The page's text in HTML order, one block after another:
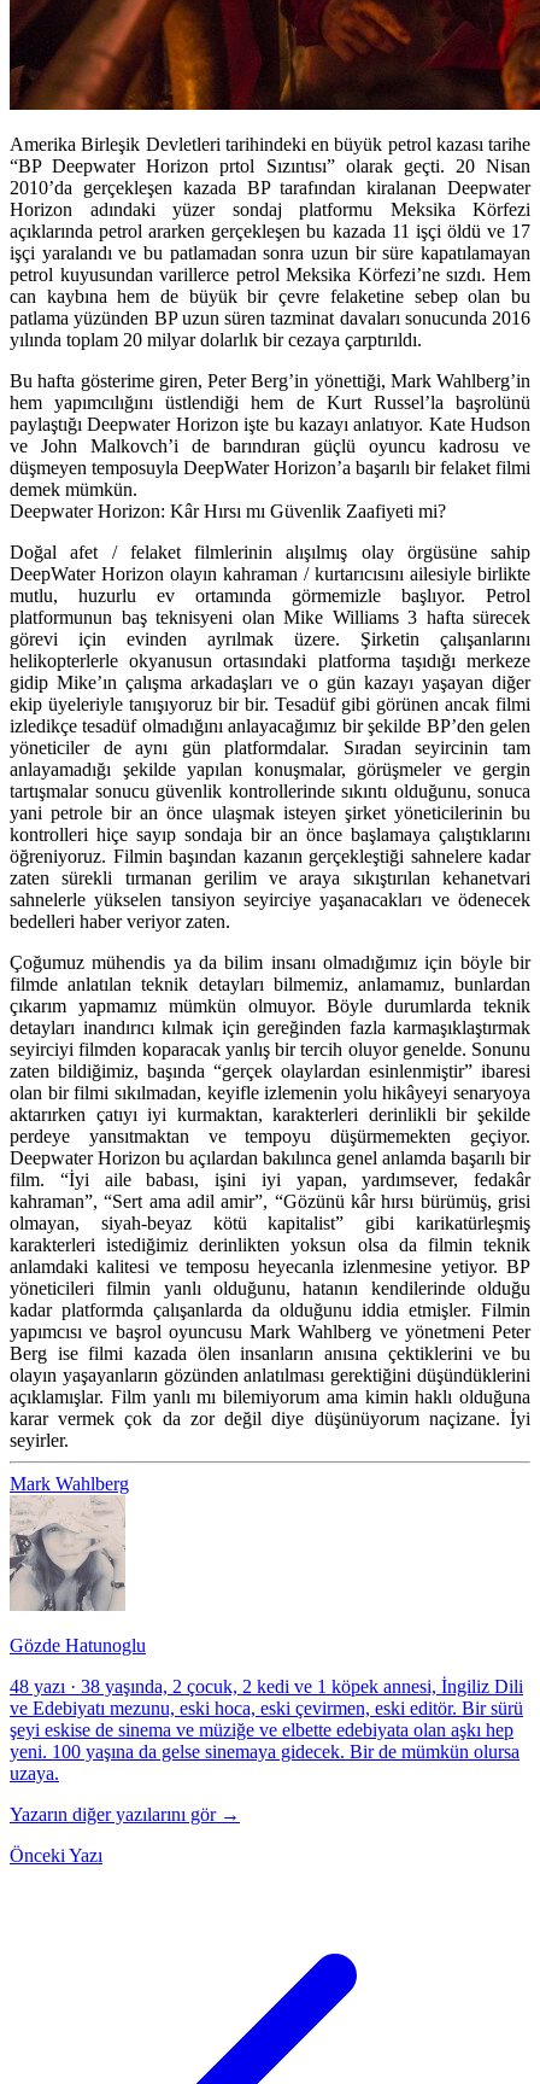
Amerika Birleşik Devletleri tarihindeki en büyük petrol kazası tarihe
“BP Deepwater Horizon prtol Sızıntısı” olarak geçti. 20 Nisan
2010’da gerçekleşen kazada BP tarafından kiralanan Deepwater
Horizon adındaki yüzer sondaj platformu Meksika Körfezi
açıklarında petrol ararken gerçekleşen bu kazada 11 işçi öldü ve 17
işçi yaralandı ve bu patlamadan sonra uzun bir süre kapatılamayan
petrol kuyusundan varillerce petrol Meksika Körfezi’ne sızdı. Hem
can kaybına hem de büyük bir çevre felaketine sebep olan bu
patlama yüzünden BP uzun süren tazminat davaları sonucunda 2016
yılında toplam 20 milyar dolarlık bir cezaya çarptırıldı.
Bu hafta gösterime giren, Peter Berg’in yönettiği, Mark Wahlberg’in
hem yapımcılığını üstlendiği hem de Kurt Russel’la başrolünü
paylaştığı Deepwater Horizon işte bu kazayı anlatıyor. Kate Hudson
ve John Malkovch’i de barındıran güçlü oyuncu kadrosu ve
düşmeyen temposuyla DeepWater Horizon’a başarılı bir felaket filmi
demek mümkün.
Deepwater Horizon: Kâr Hırsı mı Güvenlik Zaafiyeti mi?
Doğal afet / felaket filmlerinin alışılmış olay örgüsüne sahip
DeepWater Horizon olayın kahraman / kurtarıcısını ailesiyle birlikte
mutlu, huzurlu ev ortamında görmemizle başlıyor. Petrol
platformunun baş teknisyeni olan Mike Williams 3 hafta sürecek
görevi için evinden ayrılmak üzere. Şirketin çalışanlarını
helikopterlerle okyanusun ortasındaki platforma taşıdığı merkeze
gidip Mike’ın çalışma arkadaşları ve o gün kazayı yaşayan diğer
ekip üyeleriyle tanışıyoruz bir bir. Tesadüf gibi görünen ancak filmi
izledikçe tesadüf olmadığını anlayacağımız bir şekilde BP’den gelen
yöneticiler de aynı gün platformdalar. Sıradan seyircinin tam
anlayamadığı şekilde yapılan konuşmalar, görüşmeler ve gergin
tartışmalar sonucu güvenlik kontrollerinde sıkıntı olduğunu, sonuca
yani petrole bir an önce ulaşmak isteyen şirket yöneticilerinin bu
kontrolleri hiçe sayıp sondaja bir an önce başlamaya çalıştıklarını
öğreniyoruz. Filmin başından kazanın gerçekleştiği sahnelere kadar
zaten sürekli tırmanan gerilim ve araya sıkıştırılan kehanetvari
sahnelerle yükselen tansiyon seyirciye yaşanacakları ve ödenecek
bedelleri haber veriyor zaten.
Çoğumuz mühendis ya da bilim insanı olmadığımız için böyle bir
filmde anlatılan teknik detayları bilmemiz, anlamamız, bunlardan
çıkarım yapmamız mümkün olmuyor. Böyle durumlarda teknik
detayları inandırıcı kılmak için gereğinden fazla karmaşıklaştırmak
seyirciyi filmden koparacak yanlış bir tercih oluyor genelde. Sonunu
zaten bildiğimiz, başında “gerçek olaylardan esinlenmiştir” ibaresi
olan bir filmi sıkılmadan, keyifle izlemenin yolu hikâyeyi senaryoya
aktarırken çatıyı iyi kurmaktan, karakterleri derinlikli bir şekilde
perdeye yansıtmaktan ve tempoyu düşürmemekten geçiyor.
Deepwater Horizon bu açılardan bakılınca genel anlamda başarılı bir
film. “İyi aile babası, işini iyi yapan, yardımsever, fedakâr
kahraman”, “Sert ama adil amir”, “Gözünü kâr hırsı bürümüş, grisi
olmayan, siyah-beyaz kötü kapitalist” gibi karikatürleşmiş
karakterleri istediğimiz derinlikten yoksun olsa da filmin teknik
anlamdaki kalitesi ve temposu heyecanla izlenmesine yetiyor. BP
yöneticileri filmin yanlı olduğunu, hatanın kendilerinde olduğu
kadar platformda çalışanlarda da olduğunu iddia etmişler. Filmin
yapımcısı ve başrol oyuncusu Mark Wahlberg ve yönetmeni Peter
Berg ise filmi kazada ölen insanların anısına çektiklerini ve bu
olayın yaşayanların gözünden anlatılması gerektiğini düşündüklerini
açıklamışlar. Film yanlı mı bilemiyorum ama kimin haklı olduğuna
karar vermek çok da zor değil diye düşünüyorum naçizane. İyi
seyirler.
Mark Wahlberg
Gözde Hatunoglu
48 yazı · 38 yaşında, 2 çocuk, 2 kedi ve 1 köpek annesi, İngiliz Dili
ve Edebiyatı mezunu, eski hoca, eski çevirmen, eski editör. Bir sürü
şeyi eskise de sinema ve müziğe ve elbette edebiyata olan aşkı hep
yeni. 100 yaşına da gelse sinemaya gidecek. Bir de mümkün olursa
uzaya.
Yazarın diğer yazılarını gör →
Önceki Yazı